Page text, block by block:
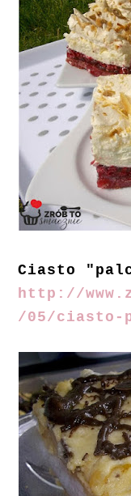
Ciasto
http://
/05/ciasto-